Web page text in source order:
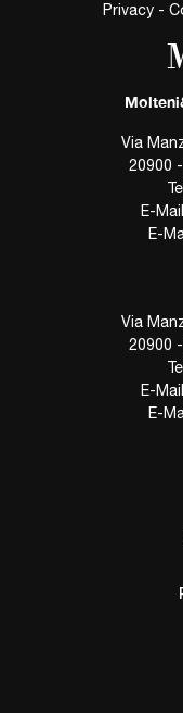
Privacy -
Via
20900
E-
E-
Via
20900
E-
E-